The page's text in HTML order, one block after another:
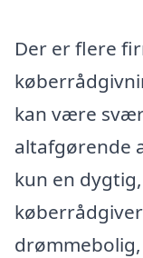
Der er flere
kan være
altafgørende
kun en